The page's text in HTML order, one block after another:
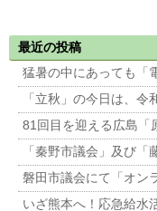
最近の投稿
猛暑の中にあっても「
「立秋」の今日は、
81回目を迎える広島「
「秦野市議会」及び
磐田市議会にて「オン
いざ熊本へ！応急給水